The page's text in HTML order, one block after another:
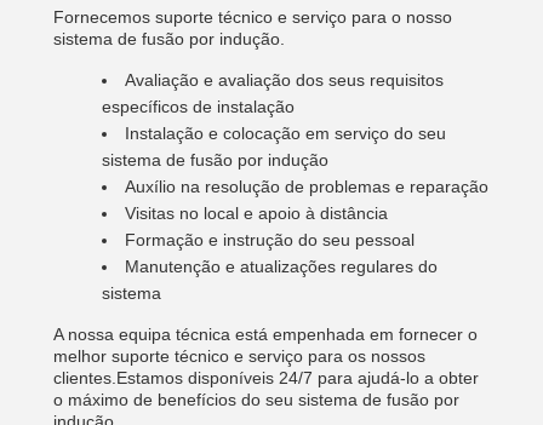
Fornecemos suporte técnico e serviço para o nosso
sistema de fusão por indução.
Avaliação e avaliação dos seus requisitos
específicos de instalação
Instalação e colocação em serviço do seu
sistema de fusão por indução
Auxílio na resolução de problemas e reparação
Visitas no local e apoio à distância
Formação e instrução do seu pessoal
Manutenção e atualizações regulares do
sistema
A nossa equipa técnica está empenhada em fornecer o
melhor suporte técnico e serviço para os nossos
clientes.Estamos disponíveis 24/7 para ajudá-lo a obter
o máximo de benefícios do seu sistema de fusão por